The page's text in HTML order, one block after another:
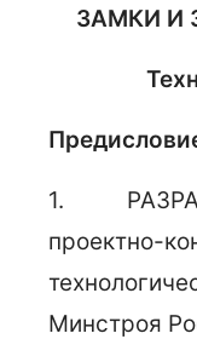
ЗАМКИ И
1.
Минстроя